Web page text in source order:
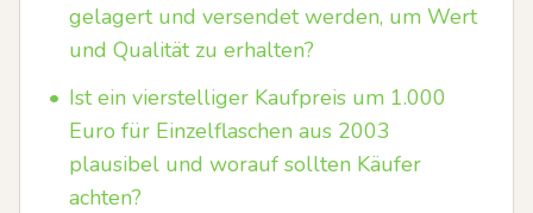
gelagert und versendet werden, um Wert
und Qualität zu erhalten?
• Ist ein vierstelliger Kaufpreis um 1.000
Euro für Einzelflaschen aus 2003
plausibel und worauf sollten Käufer
achten?